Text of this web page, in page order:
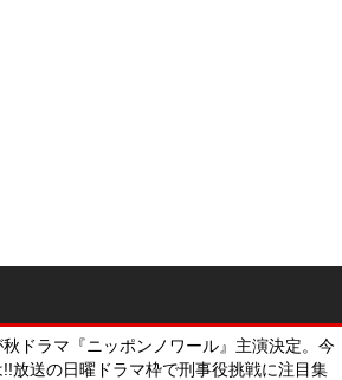
ドラマ『ニッポンノワール』主演決定。今
!!放送の日曜ドラマ枠で刑事役挑戦に注目集